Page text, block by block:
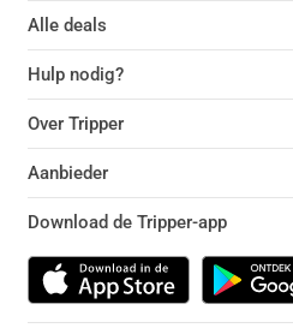
Alle deals
Hulp nodig?
Over Tripper
Aanbieder
Download de Tripper-app